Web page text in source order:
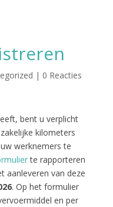
| 0 Reacties
bent u verplicht
kilometers
werknemers te
te rapporteren
aanleveren van deze
. Op het formulier
en per